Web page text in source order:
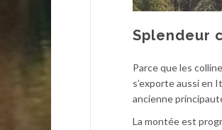
Splendeur
Parce que les
s’exporte aussi en
ancienne
La montée est